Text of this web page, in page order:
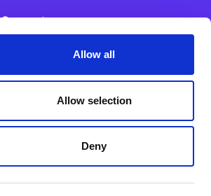
Allow all
Allow selection
Deny
Support
Impressum